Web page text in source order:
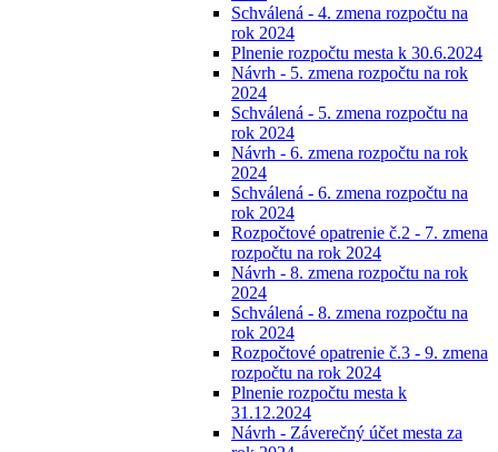
Schválená - 4. zmena rozpočtu na
rok 2024
Plnenie rozpočtu mesta k 30.6.2024
Návrh - 5. zmena rozpočtu na rok
2024
Schválená - 5. zmena rozpočtu na
rok 2024
Návrh - 6. zmena rozpočtu na rok
2024
Schválená - 6. zmena rozpočtu na
rok 2024
Rozpočtové opatrenie č.2 - 7. zmena
rozpočtu na rok 2024
Návrh - 8. zmena rozpočtu na rok
2024
Schválená - 8. zmena rozpočtu na
rok 2024
Rozpočtové opatrenie č.3 - 9. zmena
rozpočtu na rok 2024
Plnenie rozpočtu mesta k
31.12.2024
Návrh - Záverečný účet mesta za